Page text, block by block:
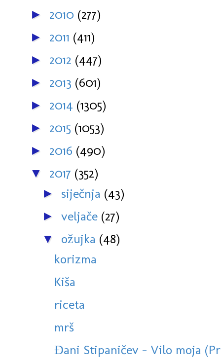
► 2010 (277)
► 2011 (411)
► 2012 (447)
► 2013 (601)
► 2014 (1305)
► 2015 (1053)
► 2016 (490)
▼ 2017 (352)
► siječnja (43)
► veljače (27)
▼ ožujka (48)
korizma
Kiša
riceta
mrš
Đani Stipaničev - Vilo moja